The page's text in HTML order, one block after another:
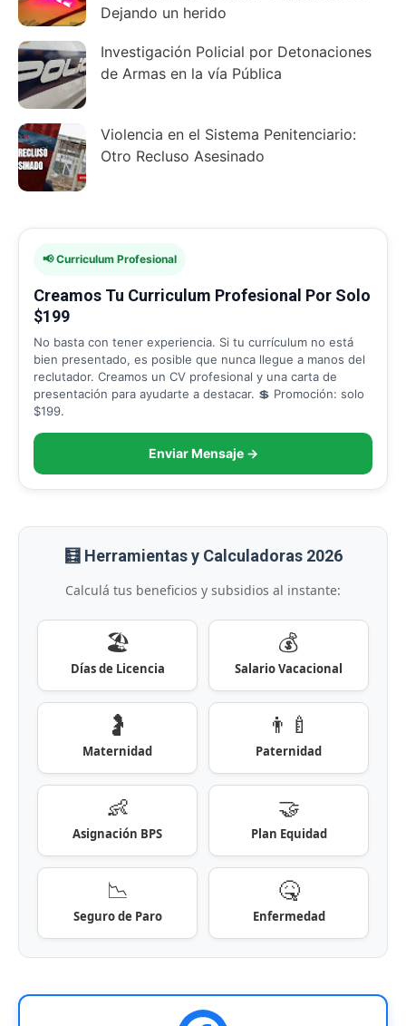
Dejando un herido
Investigación Policial por Detonaciones
de Armas en la vía Pública
Violencia en el Sistema Penitenciario:
Otro Recluso Asesinado
📢 Curriculum Profesional
Creamos Tu Curriculum Profesional Por Solo
$199
No basta con tener experiencia. Si tu currículum no está
bien presentado, es posible que nunca llegue a manos del
reclutador. Creamos un CV profesional y una carta de
presentación para ayudarte a destacar. 💲 Promoción: solo
$199.
Enviar Mensaje →
🧮 Herramientas y Calculadoras 2026
Calculá tus beneficios y subsidios al instante:
🏖️
Días de Licencia
💰
Salario Vacacional
🤰
Maternidad
👨‍🍼
Paternidad
👶
Asignación BPS
🤝
Plan Equidad
📉
Seguro de Paro
🤒
Enfermedad